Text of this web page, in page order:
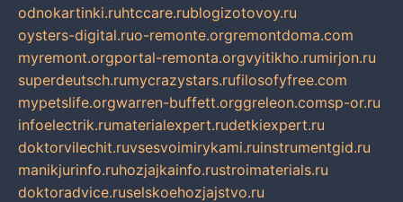
odnokartinki.ruhtccare.rublogizotovoy.ru
oysters-digital.ruo-remonte.orgremontdoma.com
myremont.orgportal-remonta.orgvyitikho.rumirjon.ru
superdeutsch.rumycrazystars.rufilosofyfree.com
mypetslife.orgwarren-buffett.orggreleon.comsp-or.ru
infoelectrik.rumaterialexpert.rudetkiexpert.ru
doktorvilechit.ruvsesvoimirykami.ruinstrumentgid.ru
manikjurinfo.ruhozjajkainfo.rustroimaterials.ru
doktoradvice.ruselskoehozjajstvo.ru